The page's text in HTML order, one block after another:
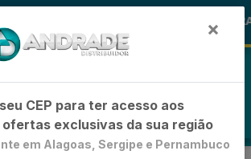
🪞
×
CEP para ter acesso aos
exclusivas da sua região
em Alagoas, Sergipe e Pernambuco